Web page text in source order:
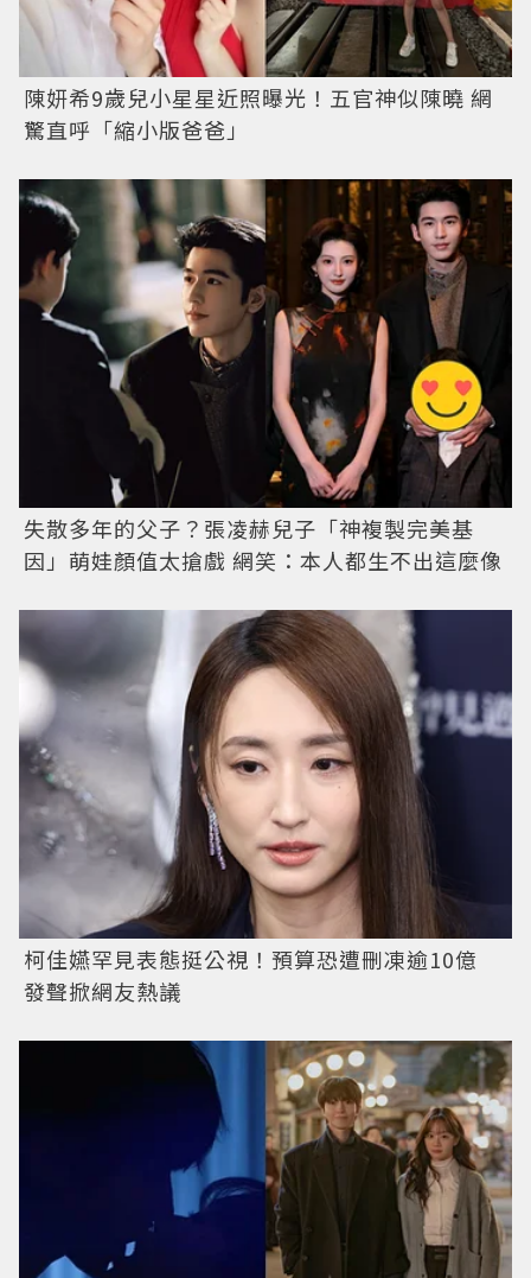
陳妍希9歲兒小星星近照曝光！五官神似陳曉 網
驚直呼「縮小版爸爸」
失散多年的父子？張凌赫兒子「神複製完美基
因」萌娃顏值太搶戲 網笑：本人都生不出這麼像
柯佳嬿罕見表態挺公視！預算恐遭刪凍逾10億
發聲掀網友熱議